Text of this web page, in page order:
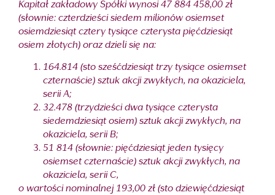
Kapitał zakładowy Spółki wynosi 47 884 458,00 zł
(słownie: czterdzieści siedem milionów osiemset
osiemdziesiąt cztery tysiące czterysta pięćdziesiąt
osiem złotych) oraz dzieli się na:
164.814 (sto sześćdziesiąt trzy tysiące osiemset
czternaście) sztuk akcji zwykłych, na okaziciela,
serii A;
32.478 (trzydzieści dwa tysiące czterysta
siedemdziesiąt osiem) sztuk akcji zwykłych, na
okaziciela, serii B;
51 814 (słownie: pięćdziesiąt jeden tysięcy
osiemset czternaście) sztuk akcji zwykłych, na
okaziciela, serii C,
o wartości nominalnej 193,00 zł (sto dziewięćdziesiąt